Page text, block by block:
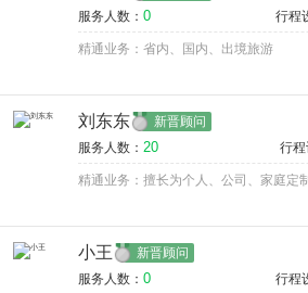
服务人数： 0 行程
精通业务：省内、国内、出境旅游
刘东东 新晋顾问
服务人数： 20 行程
精通业务：擅长为个人、公司、家庭定
小王 新晋顾问
服务人数： 0 行程